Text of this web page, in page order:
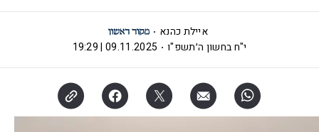
איילת כהנא
י"ח בחשון ה׳תשפ"ו
09.11.2025 | 19:29